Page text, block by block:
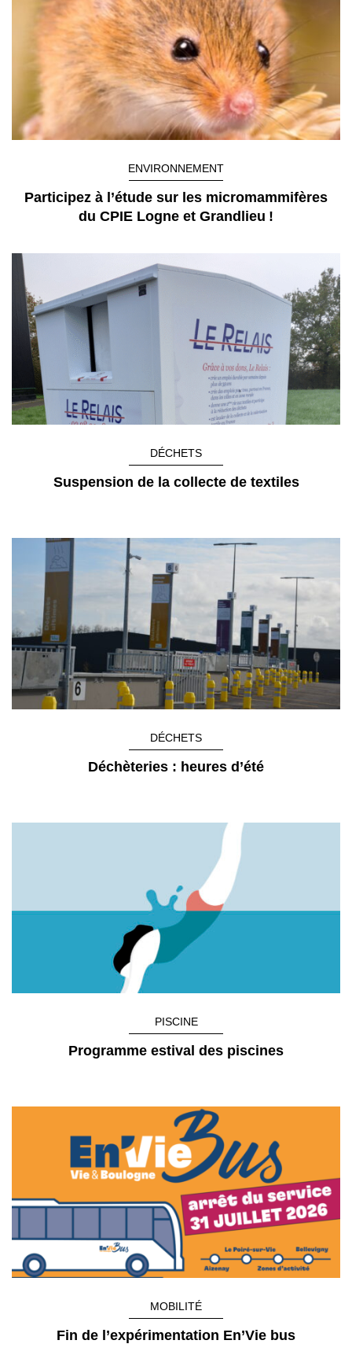
ENVIRONNEMENT
Participez à l’étude sur les micromammifères
du CPIE Logne et Grandlieu !
DÉCHETS
Suspension de la collecte de textiles
DÉCHETS
Déchèteries : heures d’été
PISCINE
Programme estival des piscines
MOBILITÉ
Fin de l’expérimentation En’Vie bus